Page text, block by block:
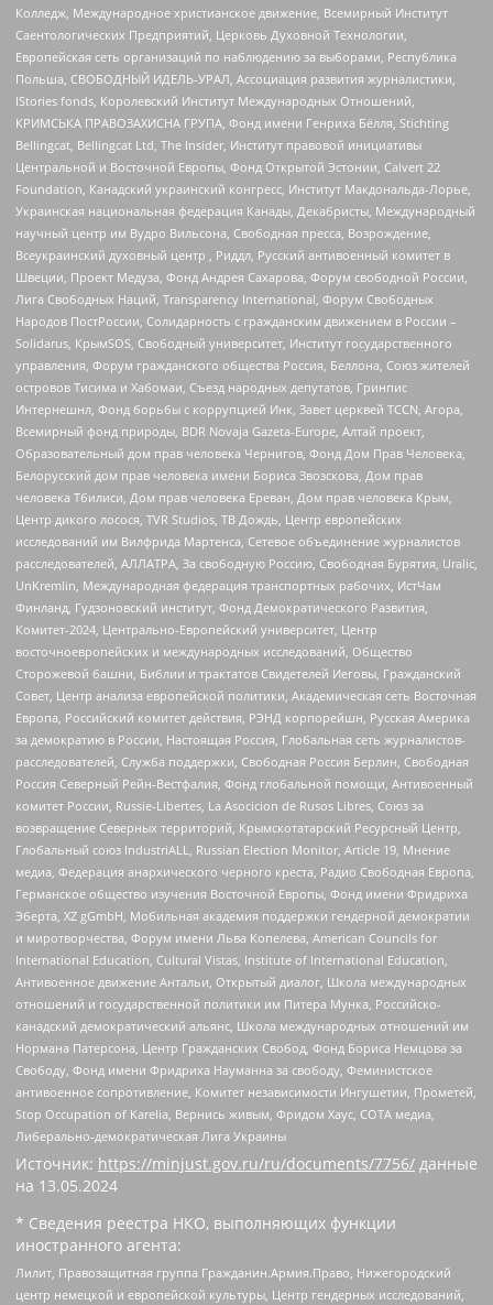
Колледж, Международное христианское движение, Всемирный Институт
Саентологических Предприятий, Церковь Духовной Технологии,
Европейская сеть организаций по наблюдению за выборами, Республика
Польша, СВОБОДНЫЙ ИДЕЛЬ-УРАЛ, Ассоциация развития журналистики,
IStories fonds, Королевский Институт Международных Отношений,
КРИМСЬКА ПРАВОЗАХИСНА ГРУПА, Фонд имени Генриха Бёлля, Stichting
Bellingcat, Bellingcat Ltd, The Insider, Институт правовой инициативы
Центральной и Восточной Европы, Фонд Открытой Эстонии, Calvert 22
Foundation, Канадский украинский конгресс, Институт Макдональда-Лорье,
Украинская национальная федерация Канады, Декабристы, Международный
научный центр им Вудро Вильсона, Свободная пресса, Возрождение,
Всеукраинский духовный центр , Риддл, Русский антивоенный комитет в
Швеции, Проект Медуза, Фонд Андрея Сахарова, Форум свободной России,
Лига Свободных Наций, Transparеncy International, Форум Свободных
Народов ПостРоссии, Солидарность с гражданским движением в России –
Solidarus, КрымSOS, Свободный университет, Институт государственного
управления, Форум гражданского общества Россия, Беллона, Союз жителей
островов Тисима и Хабомаи, Съезд народных депутатов, Гринпис
Интернешнл, Фонд борьбы с коррупцией Инк, Завет церквей TCCN, Агора,
Всемирный фонд природы, BDR Novaja Gazeta-Europe, Алтай проект,
Образовательный дом прав человека Чернигов, Фонд Дом Прав Человека,
Белорусский дом прав человека имени Бориса Звозскова, Дом прав
человека Тбилиси, Дом прав человека Ереван, Дом прав человека Крым,
Центр дикого лосося, TVR Studios, ТВ Дождь, Центр европейских
исследований им Вилфрида Мартенса, Сетевое объединение журналистов
расследователей, АЛЛАТРА, За свободную Россию, Свободная Бурятия, Uralic,
UnKremlin, Международная федерация транспортных рабочих, ИстЧам
Финланд, Гудзоновский институт, Фонд Демократического Развития,
Комитет-2024, Центрально-Европейский университет, Центр
восточноевропейских и международных исследований, Общество
Сторожевой башни, Библии и трактатов Свидетелей Иеговы, Гражданский
Совет, Центр анализа европейской политики, Академическая сеть Восточная
Европа, Российский комитет действия, РЭНД корпорейшн, Русская Америка
за демократию в России, Настоящая Россия, Глобальная сеть журналистов-
расследователей, Служба поддержки, Свободная Россия Берлин, Свободная
Россия Северный Рейн-Вестфалия, Фонд глобальной помощи, Антивоенный
комитет России, Russie-Libertes, La Asocicion de Rusos Libres, Союз за
возвращение Северных территорий, Крымскотатарский Ресурсный Центр,
Глобальный союз IndustriALL, Russian Election Monitor, Article 19, Мнение
медиа, Федерация анархического черного креста, Радио Свободная Европа,
Германское общество изучения Восточной Европы, Фонд имени Фридриха
Эберта, XZ gGmbH, Мобильная академия поддержки гендерной демократии
и миротворчества, Форум имени Льва Копелева, American Councils for
International Education, Cultural Vistas, Institute of International Education,
Антивоенное движение Антальи, Открытый диалог, Школа международных
отношений и государственной политики им Питера Мунка, Российско-
канадский демократический альянс, Школа международных отношений им
Нормана Патерсона, Центр Гражданских Свобод, Фонд Бориса Немцова за
Свободу, Фонд имени Фридриха Науманна за свободу, Феминистское
антивоенное сопротивление, Комитет независимости Ингушетии, Прометей,
Stop Occupation of Karelia, Вернись живым, Фридом Хаус, СОТА медиа,
Либерально-демократическая Лига Украины
Источник: https://minjust.gov.ru/ru/documents/7756/ данные
на 13.05.2024
* Сведения реестра НКО, выполняющих функции
иностранного агента:
Лилит, Правозащитная группа Гражданин.Армия.Право, Нижегородский
центр немецкой и европейской культуры, Центр гендерных исследований,